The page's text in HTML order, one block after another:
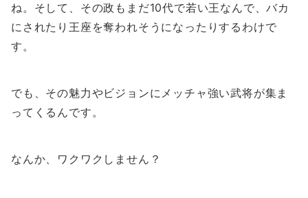
ね。そして、その政もまだ10代で若い王なんで、バカ
にされたり王座を奪われそうになったりするわけで
す。
でも、その魅力やビジョンにメッチャ強い武将が集ま
ってくるんです。
なんか、ワクワクしません？